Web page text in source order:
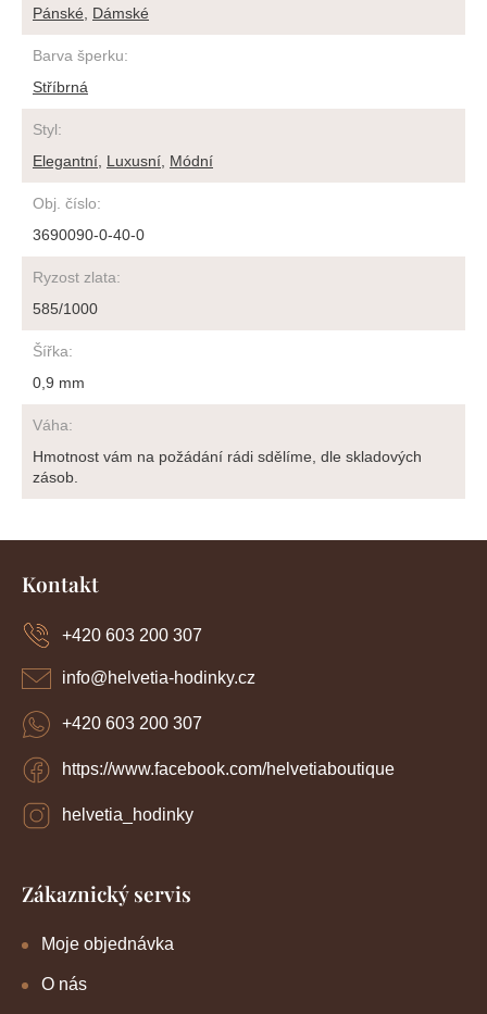
Pánské Dámské
Barva šperku:
Stříbrná
Styl:
Elegantní Luxusní Módní
Obj. číslo:
3690090-0-40-0
Ryzost zlata:
585/1000
Šířka:
0,9 mm
Váha:
Hmotnost vám na požádání rádi sdělíme, dle skladových
zásob.
Kontakt
info@helvetia-hodinky.cz
+420 603 200 307
https://www.facebook.com/helvetiaboutique
helvetia_hodinky
+420 603 200 307
Zákaznický servis
Moje objednávka
O nás